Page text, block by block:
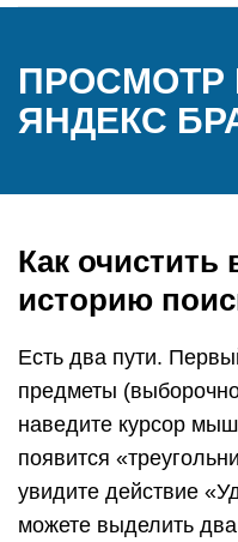
ПРОСМОТР
ЯНДЕКС
Как очистить
историю
Есть два пути.
предметы
наведите курсор
появится
увидите действие
можете выделить